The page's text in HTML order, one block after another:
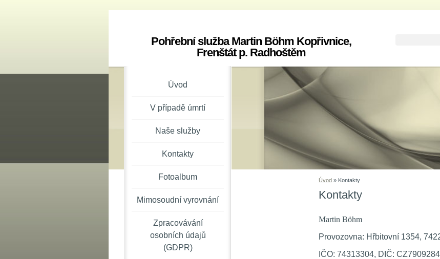
Pohřební služba Martin Böhm Kopřivnice,
Frenštát p. Radhoštěm
Úvod » Kontakty
Kontakty
Martin Böhm
Provozovna: Hřbitovní 1354,
IČO: 74313304, DIČ:
Úvod
V případě úmrtí
Naše služby
Kontakty
Fotoalbum
Mimosoudní vyrovnání
Zpracovávání
osobních údajů
(GDPR)